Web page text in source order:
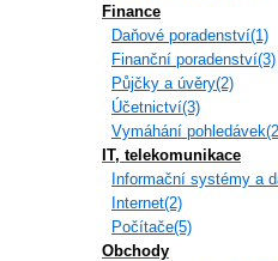
Finance
Daňové poradenství(1)
Finanční poradenství(3)
Půjčky a úvěry(2)
Účetnictví(3)
Vymáhání
IT, telekomunikace
Informační systémy a
Internet(2)
Počítače(5)
Obchody